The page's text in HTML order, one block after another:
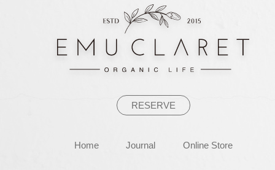
RESERVE
Home Journal Online Store